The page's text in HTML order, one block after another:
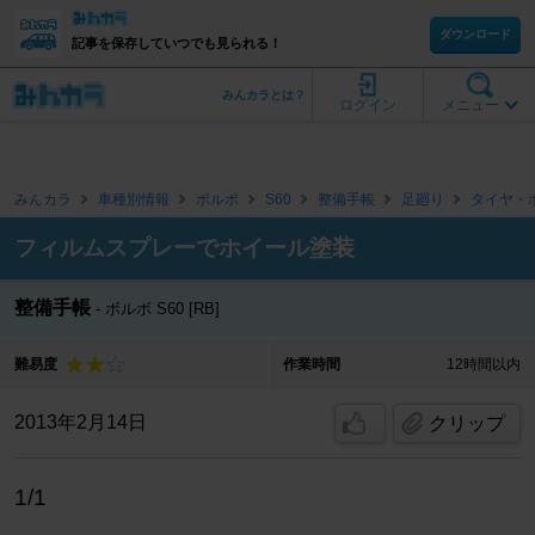
記事を保存していつでも見られる！
ダウンロード
メニュー
ログイン
みんカラとは？
みんカラ 車種別情報 ボルボ S60 整備手帳 足廻り タイヤ・
フィルムスプレーでホイール塗装
整備手帳 ボルボ S60 [RB]
難易度 作業時間 12時間以内
2013年2月14日 クリップ
1/1